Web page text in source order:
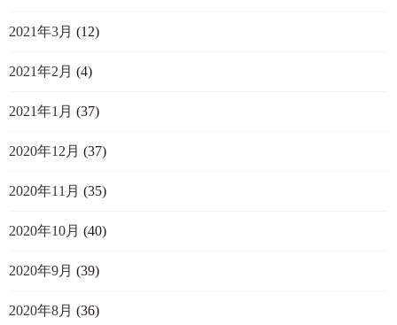
2021年3月 (12)
2021年2月 (4)
2021年1月 (37)
2020年12月 (37)
2020年11月 (35)
2020年10月 (40)
2020年9月 (39)
2020年8月 (36)